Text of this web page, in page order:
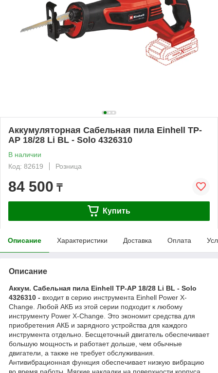
Аккумуляторная Сабельная пила Einhell TP-
AP 18/28 Li BL - Solo 4326310
В наличии
Код: 82619
Розница
84 500 ₸
Купить
Описание Характеристики Доставка Оплата
Описание
Аккум. Сабельная пила Einhell TP-AP 18/28 Li BL - Solo
4326310 - входит в серию инструмента Einhell Power X-
Change. Любой АКБ из этой серии подходит к любому
инструменту Power X-Change. Это экономит средства для
приобретения АКБ и зарядного устройства для каждого
инструмента отдельно. Бесщеточный двигатель обеспечивает
большую мощность и работает дольше, чем обычные
двигатели, а также не требует обслуживания.
Антивибрационная функция обеспечивает низкую вибрацию
во время работы. Мягкие накладки на поверхности корпуса